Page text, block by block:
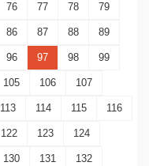
76 77 78 79
86 87 88 89
96 97 98 99
105 106 107
113 114 115 116
122 123 124
130 131 132